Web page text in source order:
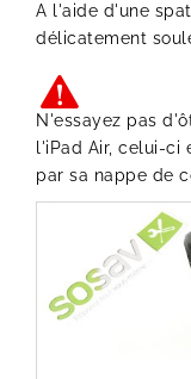
A l'aide d'une
délicatement
N'essayez pas
l'iPad Air, celui-ci
par sa nappe de